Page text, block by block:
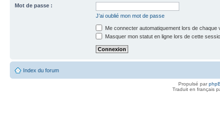
Mot de passe :
J’ai oublié mon mot de passe
Me connecter automatiquement lors de chaque
Masquer mon statut en ligne lors de cette
Index du forum
Propulsé par
Traduit en français